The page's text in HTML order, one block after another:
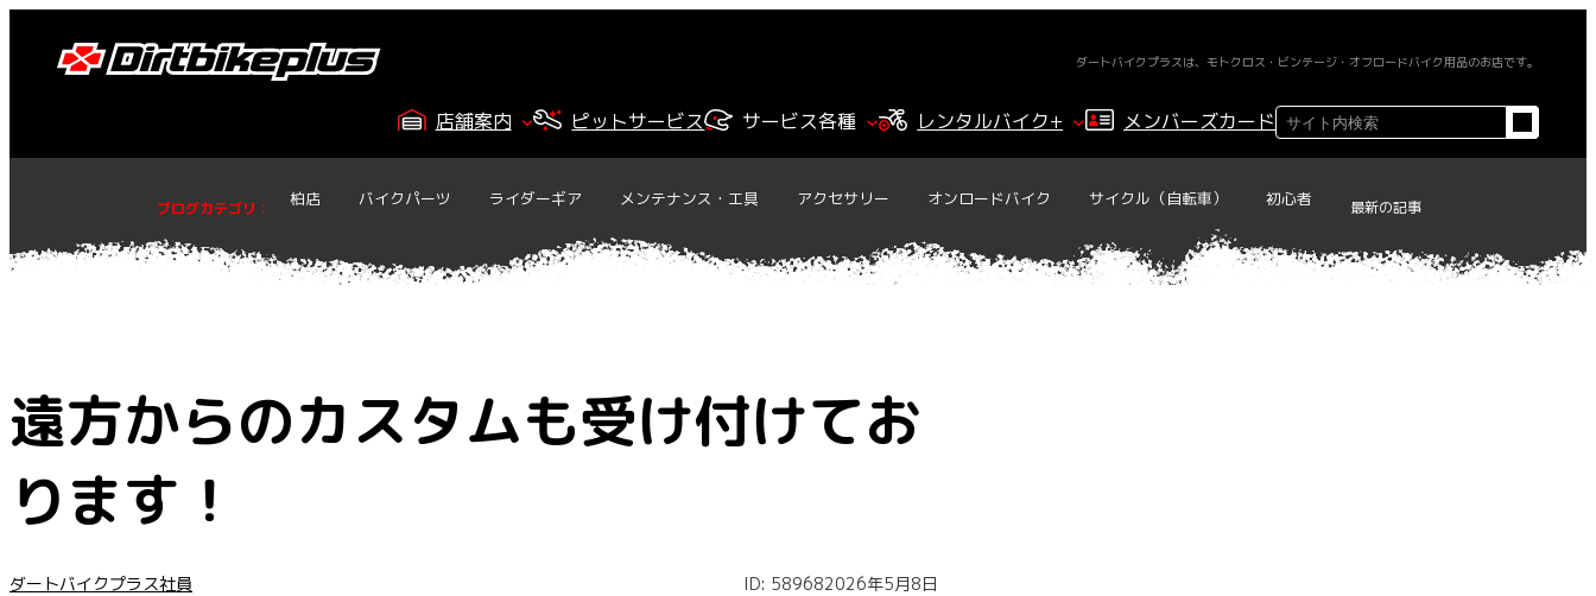
ッ
ダートバイクプラスは、モトクロス・ビンテージ・オフロードバイク用品のお店です。
店舗案内 ピットサービス サービス各種 レンタルバイク+ メンバーズカード検
索
ブログカテゴリ ： 柏店 バイクパーツ ライダーギア メンテナンス・工具 アクセサリー オンロードバイク サイクル（自転車） 初心者 最新の記事
遠方からのカスタムも受け付けてお
ります！
ダートバイクプラス社員 ID: 589682026年5月8日